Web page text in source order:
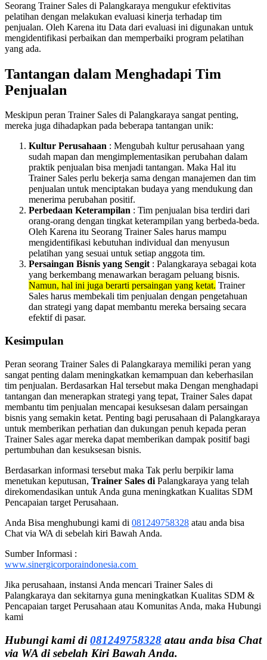
Seorang Trainer Sales di Palangkaraya mengukur efektivitas
pelatihan dengan melakukan evaluasi kinerja terhadap tim
penjualan. Oleh Karena itu Data dari evaluasi ini digunakan untuk
mengidentifikasi perbaikan dan memperbaiki program pelatihan
yang ada.
Tantangan dalam Menghadapi Tim
Penjualan
Meskipun peran Trainer Sales di Palangkaraya sangat penting,
mereka juga dihadapkan pada beberapa tantangan unik:
Kultur Perusahaan : Mengubah kultur perusahaan yang
sudah mapan dan mengimplementasikan perubahan dalam
praktik penjualan bisa menjadi tantangan. Maka Hal itu
Trainer Sales perlu bekerja sama dengan manajemen dan tim
penjualan untuk menciptakan budaya yang mendukung dan
menerima perubahan positif.
Perbedaan Keterampilan : Tim penjualan bisa terdiri dari
orang-orang dengan tingkat keterampilan yang berbeda-beda.
Oleh Karena itu Seorang Trainer Sales harus mampu
mengidentifikasi kebutuhan individual dan menyusun
pelatihan yang sesuai untuk setiap anggota tim.
Persaingan Bisnis yang Sengit: Palangkaraya sebagai kota
yang berkembang menawarkan beragam peluang bisnis.
Namun, hal ini juga berarti persaingan yang ketat. Trainer
Sales harus membekali tim penjualan dengan pengetahuan
dan strategi yang dapat membantu mereka bersaing secara
efektif di pasar.
Kesimpulan
Peran seorang Trainer Sales di Palangkaraya memiliki peran yang
sangat penting dalam meningkatkan kemampuan dan keberhasilan
tim penjualan. Berdasarkan Hal tersebut maka Dengan menghadapi
tantangan dan menerapkan strategi yang tepat, Trainer Sales dapat
membantu tim penjualan mencapai kesuksesan dalam persaingan
bisnis yang semakin ketat. Penting bagi perusahaan di Palangkaraya
untuk memberikan perhatian dan dukungan penuh kepada peran
Trainer Sales agar mereka dapat memberikan dampak positif bagi
pertumbuhan dan kesuksesan bisnis.
Berdasarkan informasi tersebut maka Tak perlu berpikir lama
menetukan keputusan, Trainer Sales di Palangkaraya yang telah
direkomendasikan untuk Anda guna meningkatkan Kualitas SDM
Pencapaian target Perusahaan.
Anda Bisa menghubungi kami di 081249758328 atau anda bisa
Chat via WA di sebelah kiri Bawah Anda.
Sumber Informasi :
www.sinergicorporaindonesia.com
Jika perusahaan, instansi Anda mencari Trainer Sales di
Palangkaraya dan sekitarnya guna meningkatkan Kualitas SDM &
Pencapaian target Perusahaan atau Komunitas Anda, maka Hubungi
kami
Hubungi kami di081249758328 atau anda bisa Chat
via WA di sebelah Kiri Bawah Anda.